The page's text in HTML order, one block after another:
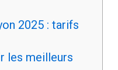
2025 : tarifs
les meilleurs